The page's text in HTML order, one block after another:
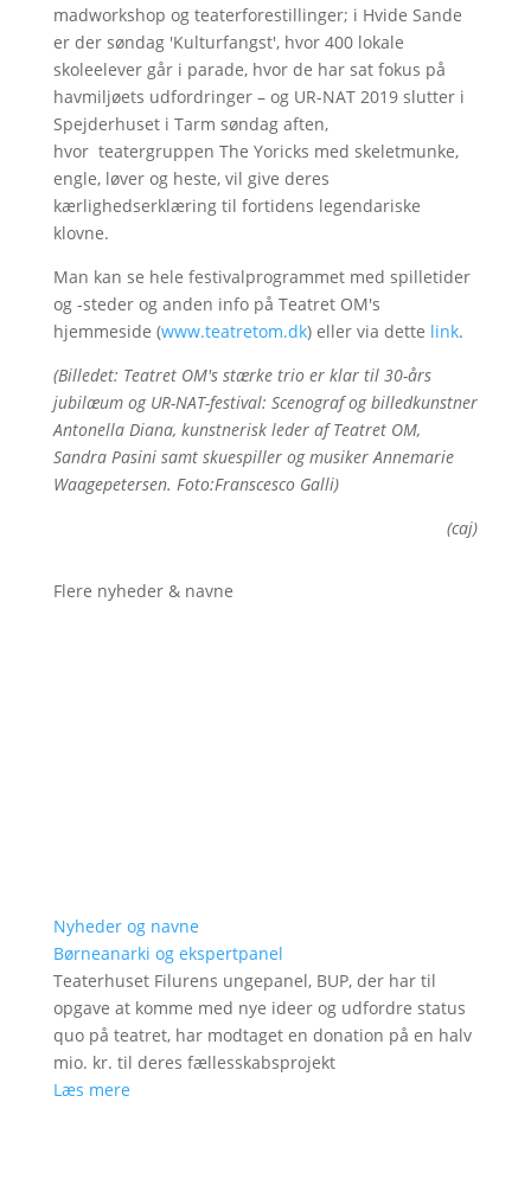
madworkshop og teaterforestillinger; i Hvide Sande
er der søndag 'Kulturfangst', hvor 400 lokale
skoleelever går i parade, hvor de har sat fokus på
havmiljøets udfordringer – og UR-NAT 2019 slutter i
Spejderhuset i Tarm søndag aften,
hvor teatergruppen The Yoricks med skeletmunke,
engle, løver og heste, vil give deres
kærlighedserklæring til fortidens legendariske
klovne.
Man kan se hele festivalprogrammet med spilletider
og -steder og anden info på Teatret OM's
hjemmeside (www.teatretom.dk) eller via dette link.
(Billedet: Teatret OM's stærke trio er klar til 30-års
jubilæum og UR-NAT-festival: Scenograf og billedkunstner
Antonella Diana, kunstnerisk leder af Teatret OM,
Sandra Pasini samt skuespiller og musiker Annemarie
Waagepetersen. Foto:Franscesco Galli)
(caj)
Flere nyheder & navne
Nyheder og navne
Børneanarki og ekspertpanel
Teaterhuset Filurens ungepanel, BUP, der har til
opgave at komme med nye ideer og udfordre status
quo på teatret, har modtaget en donation på en halv
mio. kr. til deres fællesskabsprojekt
Læs mere